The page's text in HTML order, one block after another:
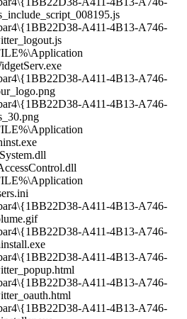
A411-4B13-A746-
A411-4B13-A746-
A411-4B13-A746-
A411-4B13-A746-
A411-4B13-A746-
A411-4B13-A746-
A411-4B13-A746-
A411-4B13-A746-